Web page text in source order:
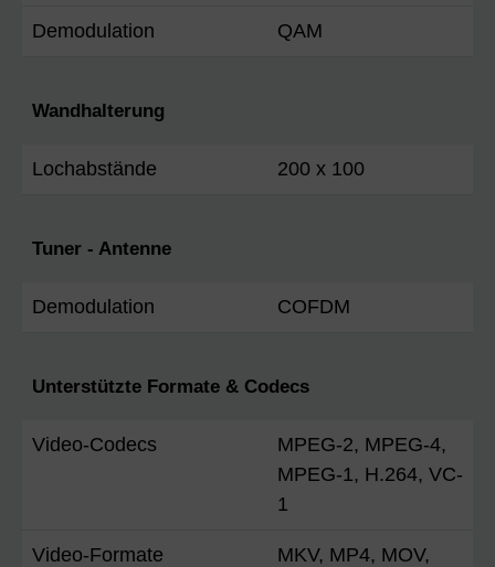
Demodulation QAM
Wandhalterung
Lochabstände 200 x 100
Tuner - Antenne
Demodulation COFDM
Unterstützte Formate & Codecs
Video-Codecs
MPEG-2, MPEG-4,
MPEG-1, H.264, VC-
1
Video-Formate
MKV, MP4, MOV,